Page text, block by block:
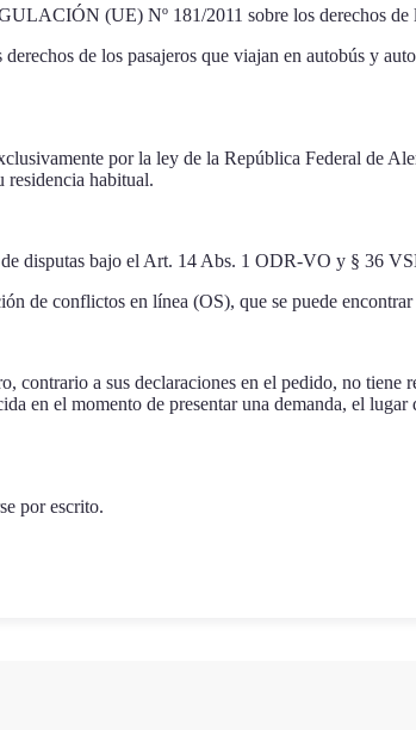
(UE) Nº 181/2011 sobre los derechos de
de los pasajeros que viajan en autobús y
por la ley de la República Federal de
residencia habitual.
disputas bajo el Art. 14 Abs. 1 ODR-VO y § 36
de conflictos en línea (OS), que se puede encontrar
contrario a sus declaraciones en el pedido, no
en el momento de presentar una demanda, el
por escrito.